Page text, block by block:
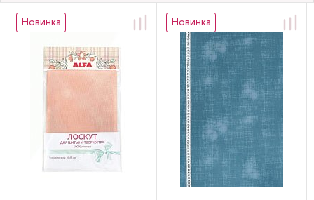
Новинка Новинка